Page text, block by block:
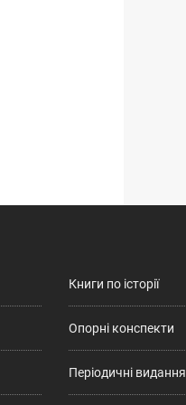
Книги по історії
Опорні конспекти
Періодичні видання